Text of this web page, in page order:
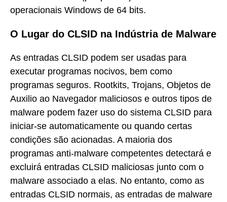
operacionais Windows de 64 bits.
O Lugar do CLSID na Indústria de Malware
As entradas CLSID podem ser usadas para
executar programas nocivos, bem como
programas seguros. Rootkits, Trojans, Objetos de
Auxilio ao Navegador maliciosos e outros tipos de
malware podem fazer uso do sistema CLSID para
iniciar-se automaticamente ou quando certas
condições são acionadas. A maioria dos
programas anti-malware competentes detectará e
excluirá entradas CLSID maliciosas junto com o
malware associado a elas. No entanto, como as
entradas CLSID normais, as entradas de malware